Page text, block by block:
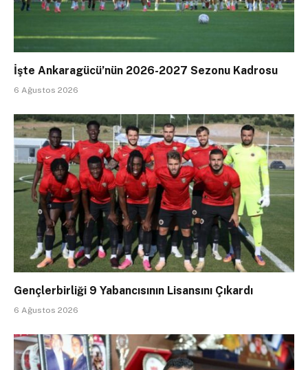
İşte Ankaragücü’nün 2026-2027 Sezonu Kadrosu
6 Ağustos 2026
Gençlerbirliği 9 Yabancısının Lisansını Çıkardı
6 Ağustos 2026